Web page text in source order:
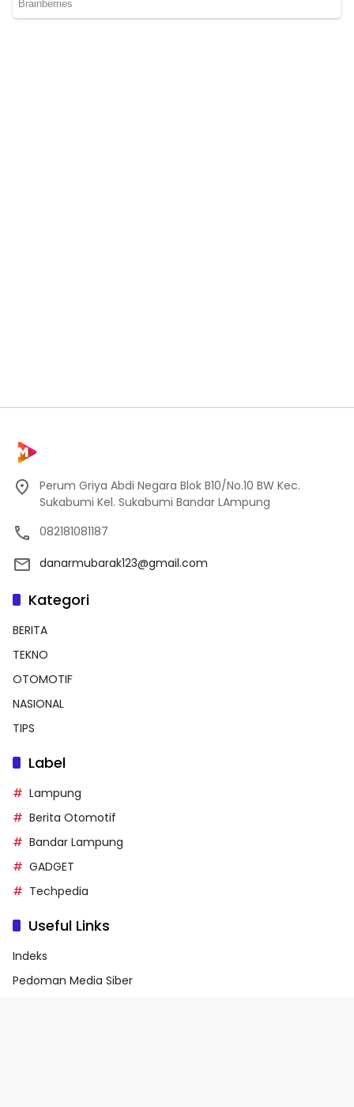
Perum Griya Abdi Negara Blok B10/No.10 BW Kec.
Sukabumi Kel. Sukabumi Bandar LAmpung
082181081187
danarmubarak123@gmail.com
Kategori
BERITA
TEKNO
OTOMOTIF
NASIONAL
TIPS
Label
Lampung
Berita Otomotif
Bandar Lampung
GADGET
Techpedia
Useful Links
Indeks
Pedoman Media Siber